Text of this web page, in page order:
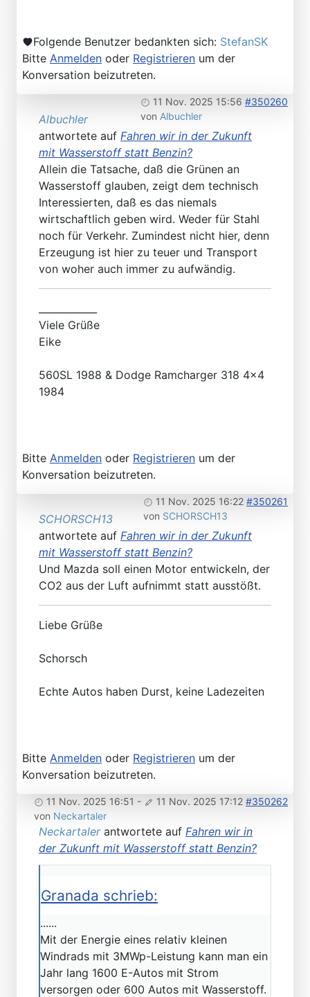
Folgende Benutzer bedankten sich: StefanSK
Bitte Anmelden oder Registrieren um der
Konversation beizutreten.
11 Nov. 2025 15:56 #350260
von Albuchler
Albuchler
antwortete auf Fahren wir in der Zukunft
mit Wasserstoff statt Benzin?
Allein die Tatsache, daß die Grünen an
Wasserstoff glauben, zeigt dem technisch
Interessierten, daß es das niemals
wirtschaftlich geben wird. Weder für Stahl
noch für Verkehr. Zumindest nicht hier, denn
Erzeugung ist hier zu teuer und Transport
von woher auch immer zu aufwändig.
Viele Grüße
Eike
560SL 1988 & Dodge Ramcharger 318 4x4
1984
Bitte Anmelden oder Registrieren um der
Konversation beizutreten.
11 Nov. 2025 16:22 #350261
von SCHORSCH13
SCHORSCH13
antwortete auf Fahren wir in der Zukunft
mit Wasserstoff statt Benzin?
Und Mazda soll einen Motor entwickeln, der
CO2 aus der Luft aufnimmt statt ausstößt.
Liebe Grüße
Schorsch
Echte Autos haben Durst, keine Ladezeiten
Bitte Anmelden oder Registrieren um der
Konversation beizutreten.
11 Nov. 2025 16:51 - 11 Nov. 2025 17:12 #350262
von Neckartaler
Neckartalerantwortete auf Fahren wir in
der Zukunft mit Wasserstoff statt Benzin?
Granada schrieb:
......
Mit der Energie eines relativ kleinen
Windrads mit 3MWp-Leistung kann man ein
Jahr lang 1600 E-Autos mit Strom
versorgen oder 600 Autos mit Wasserstoff.